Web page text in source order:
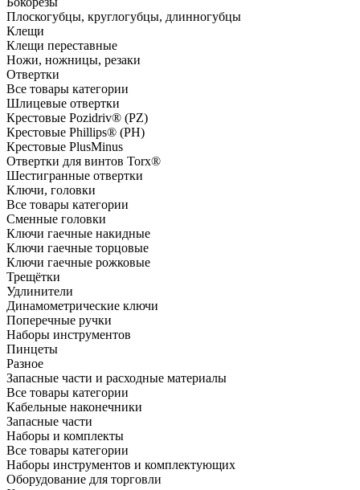
Плоскогубцы, круглогубцы, длинногубцы
Клещи
Клещи переставные
Ножи, ножницы, резаки
Отвертки
Все товары категории
Шлицевые отвертки
Крестовые Pozidriv® (PZ)
Крестовые Phillips® (PH)
Крестовые PlusMinus
Отвертки для винтов Torx®
Шестигранные отвертки
Ключи, головки
Все товары категории
Сменные головки
Ключи гаечные накидные
Ключи гаечные торцовые
Ключи гаечные рожковые
Трещётки
Удлинители
Динамометрические ключи
Поперечные ручки
Наборы инструментов
Пинцеты
Разное
Запасные части и расходные материалы
Все товары категории
Кабельные наконечники
Запасные части
Наборы и комплекты
Все товары категории
Наборы инструментов и комплектующих
Оборудование для торговли